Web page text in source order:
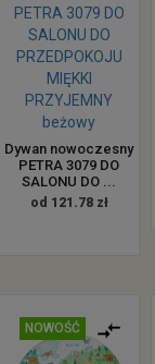
Dywan nowoczesny
PETRA 3079 DO
SALONU DO ...
od 121.78 zł
NOWOŚĆ